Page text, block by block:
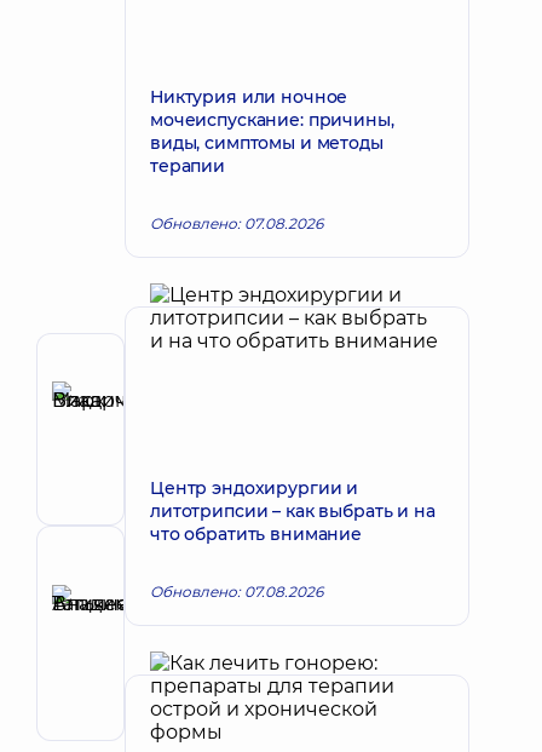
Уролог
Аникеева
Татьяна
Владимировна
Терапевт;
Кардиолог;
Ревматолог
Запись к врачу
Никтурия или ночное
мочеиспускание: причины,
виды, симптомы и методы
терапии
Обновлено: 07.08.2026
Центр эндохирургии и
литотрипсии – как выбрать и на
что обратить внимание
Обновлено: 07.08.2026